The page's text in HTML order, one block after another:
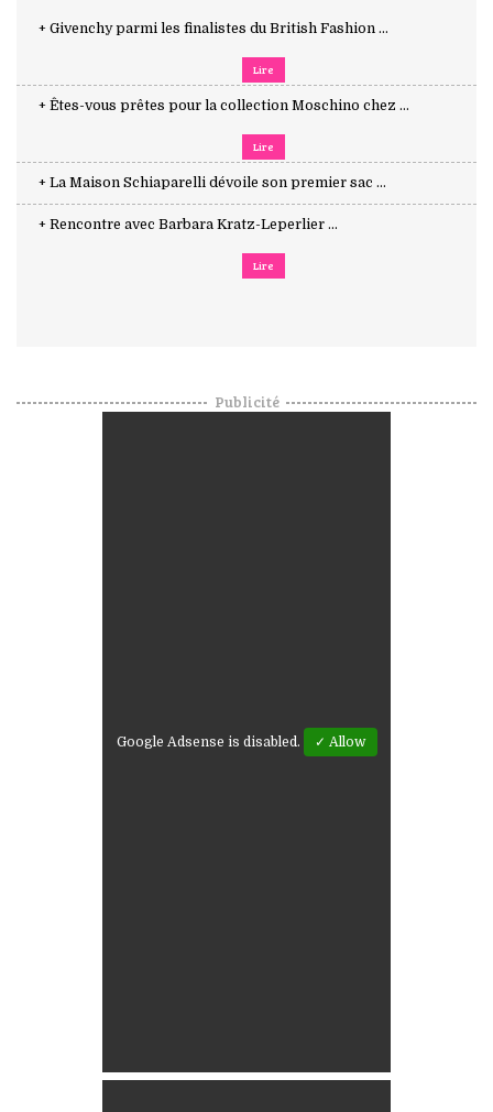
+ Givenchy parmi les finalistes du British Fashion ...
Lire
+ Êtes-vous prêtes pour la collection Moschino chez ...
Lire
+ La Maison Schiaparelli dévoile son premier sac ...
+ Rencontre avec Barbara Kratz-Leperlier ...
Lire
Publicité
Google Adsense is disabled. ✓ Allow